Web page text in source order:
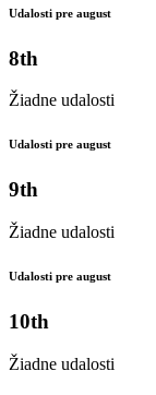
Udalosti pre august
8th
Žiadne udalosti
Udalosti pre august
9th
Žiadne udalosti
Udalosti pre august
10th
Žiadne udalosti